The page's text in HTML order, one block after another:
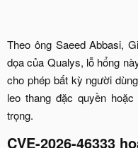
Theo ông Saeed Abbasi,
dọa của Qualys, lỗ hổng
cho phép bất kỳ người
leo thang đặc quyền
trọng.​
CVE-2026-46333